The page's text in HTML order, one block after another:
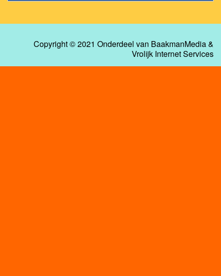
Copyright © 2021 Onderdeel van BaakmanMedia&
Vrolijk Internet Services